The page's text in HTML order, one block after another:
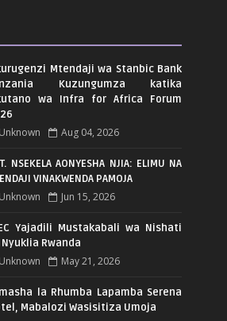
Mtendaji wa Stanbic Bank
Kuzungumza katika
wa Infra for Africa Forum
Unknown Aug 04, 2026
NSEKELA AONYESHA NJIA: ELIMU NA
VINAKWENDA PAMOJA
Unknown Jun 15, 2026
Yajadili Mustakabali wa Nishati
Rwanda
Unknown May 21, 2026
la Rhumba Lapamba Serena
Mabalozi Wasisitiza Umoja